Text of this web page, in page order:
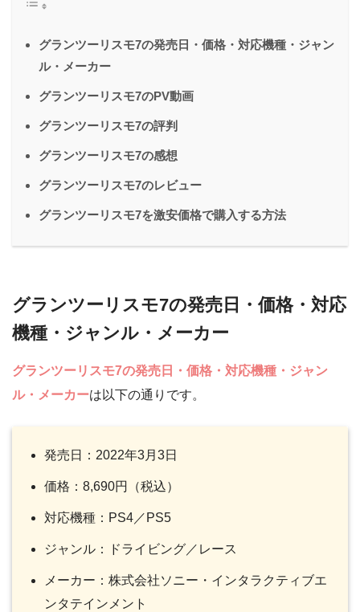
グランツーリスモ7の発売日・価格・対応機種・ジャン
ル・メーカー
グランツーリスモ7のPV動画
グランツーリスモ7の評判
グランツーリスモ7の感想
グランツーリスモ7のレビュー
グランツーリスモ7を激安価格で購入する方法
グランツーリスモ7の発売日・価格・対応
機種・ジャンル・メーカー
グランツーリスモ7の発売日・価格・対応機種・ジャン
ル・メーカーは以下の通りです。
発売日：2022年3月3日
価格：8,690円（税込）
対応機種：PS4／PS5
ジャンル：ドライビング／レース
メーカー：株式会社ソニー・インタラクティブエ
ンタテインメント